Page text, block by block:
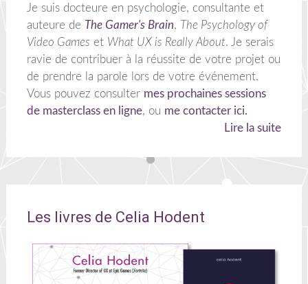
Je suis docteure en psychologie, consultante et
auteure de The Gamer's Brain, The Psychology of
Video Games et What UX is Really About. Je serais
ravie de contribuer à la réussite de votre projet ou
de prendre la parole lors de votre événement.
Vous pouvez consulter mes prochaines sessions
de masterclass en ligne, ou me contacter ici.
Lire la suite
Les livres de Celia Hodent